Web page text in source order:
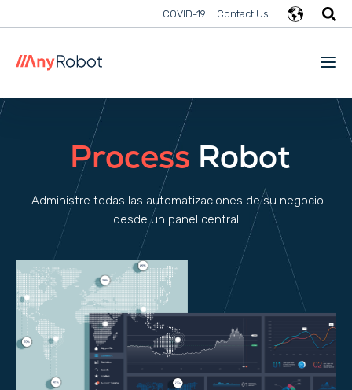
COVID-19 Contact Us
Process Robot
Administre todas las automatizaciones de su negocio
desde un panel central